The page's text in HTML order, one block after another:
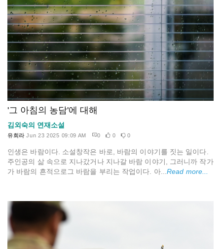
'그 아침의 농담'에 대해
김외숙의 연재소설
유희라 Jun 23 2025 09:09 AM 0 0 0
인생은 바람이다. 소설창작은 바로, 바람의 이야기를 짓는 일이다.
주인공의 삶 속으로 지나갔거나 지나갈 바람 이야기, 그러니까 작가
가 바람의 흔적으로그 바람을 부리는 작업이다. 아...Read more...